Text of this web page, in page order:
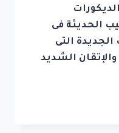
الحديثة فى
الجديدة التى
الشديد